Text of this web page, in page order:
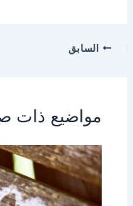
السابق
مواضيع ذات